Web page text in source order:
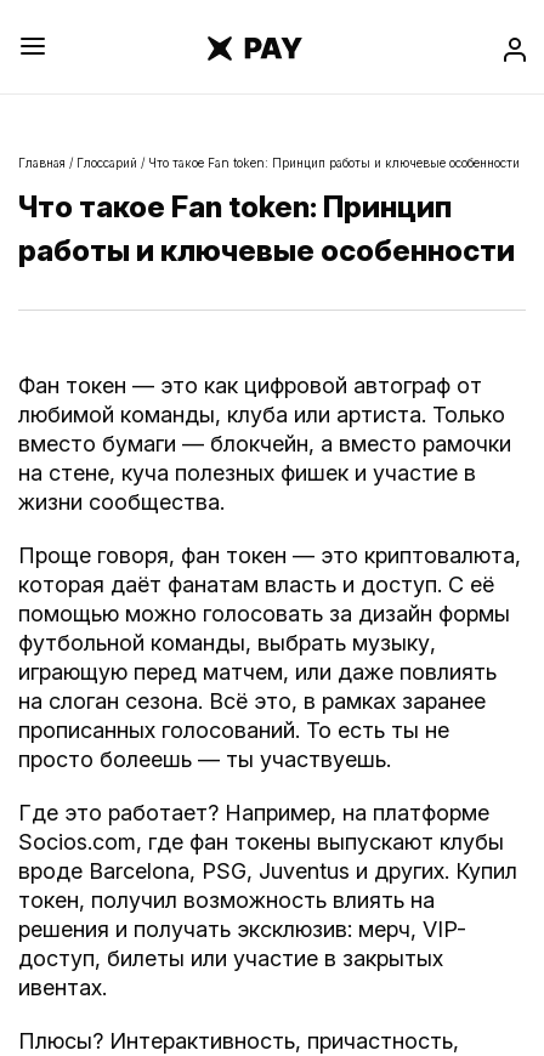
Главная / Глоссарий / Что такое Fan token: Принцип работы и ключевые особенности
Что такое Fan token: Принцип
работы и ключевые особенности
Фан токен — это как цифровой автограф от
любимой команды, клуба или артиста. Только
вместо бумаги — блокчейн, а вместо рамочки
на стене, куча полезных фишек и участие в
жизни сообщества.
Проще говоря, фан токен — это криптовалюта,
которая даёт фанатам власть и доступ. С её
помощью можно голосовать за дизайн формы
футбольной команды, выбрать музыку,
играющую перед матчем, или даже повлиять
на слоган сезона. Всё это, в рамках заранее
прописанных голосований. То есть ты не
просто болеешь — ты участвуешь.
Где это работает? Например, на платформе
Socios.com, где фан токены выпускают клубы
вроде Barcelona, PSG, Juventus и других. Купил
токен, получил возможность влиять на
решения и получать эксклюзив: мерч, VIP-
доступ, билеты или участие в закрытых
ивентах.
Плюсы? Интерактивность, причастность,